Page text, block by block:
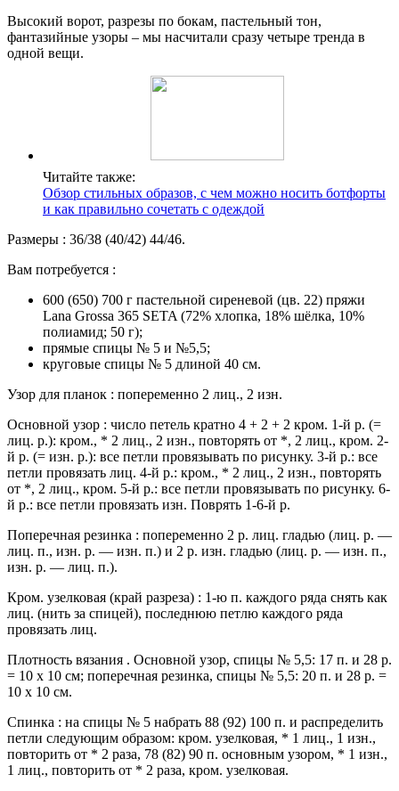
Высокий ворот, разрезы по бокам, пастельный тон,
фантазийные узоры – мы насчитали сразу четыре тренда в
одной вещи.
Читайте также:
Обзор стильных образов, с чем можно носить ботфорты
и как правильно сочетать с одеждой
Размеры : 36/38 (40/42) 44/46.
Вам потребуется :
600 (650) 700 г пастельной сиреневой (цв. 22) пряжи
Lana Grossa 365 SETA (72% хлопка, 18% шёлка, 10%
полиамид; 50 г);
прямые спицы № 5 и №5,5;
круговые спицы № 5 длиной 40 см.
Узор для планок : попеременно 2 лиц., 2 изн.
Основной узор : число петель кратно 4 + 2 + 2 кром. 1-й р. (=
лиц. р.): кром., * 2 лиц., 2 изн., повторять от *, 2 лиц., кром. 2-
й р. (= изн. р.): все петли провязывать по рисунку. 3-й р.: все
петли провязать лиц. 4-й р.: кром., * 2 лиц., 2 изн., повторять
от *, 2 лиц., кром. 5-й р.: все петли провязывать по рисунку. 6-
й р.: все петли провязать изн. Поврять 1-6-й р.
Поперечная резинка : попеременно 2 р. лиц. гладью (лиц. р. —
лиц. п., изн. р. — изн. п.) и 2 р. изн. гладью (лиц. р. — изн. п.,
изн. р. — лиц. п.).
Кром. узелковая (край разреза) : 1-ю п. каждого ряда снять как
лиц. (нить за спицей), последнюю петлю каждого ряда
провязать лиц.
Плотность вязания . Основной узор, спицы № 5,5: 17 п. и 28 р.
= 10 х 10 см; поперечная резинка, спицы № 5,5: 20 п. и 28 р. =
10 х 10 см.
Спинка : на спицы № 5 набрать 88 (92) 100 п. и распределить
петли следующим образом: кром. узелковая, * 1 лиц., 1 изн.,
повторить от * 2 раза, 78 (82) 90 п. основным узором, * 1 изн.,
1 лиц., повторить от * 2 раза, кром. узелковая.